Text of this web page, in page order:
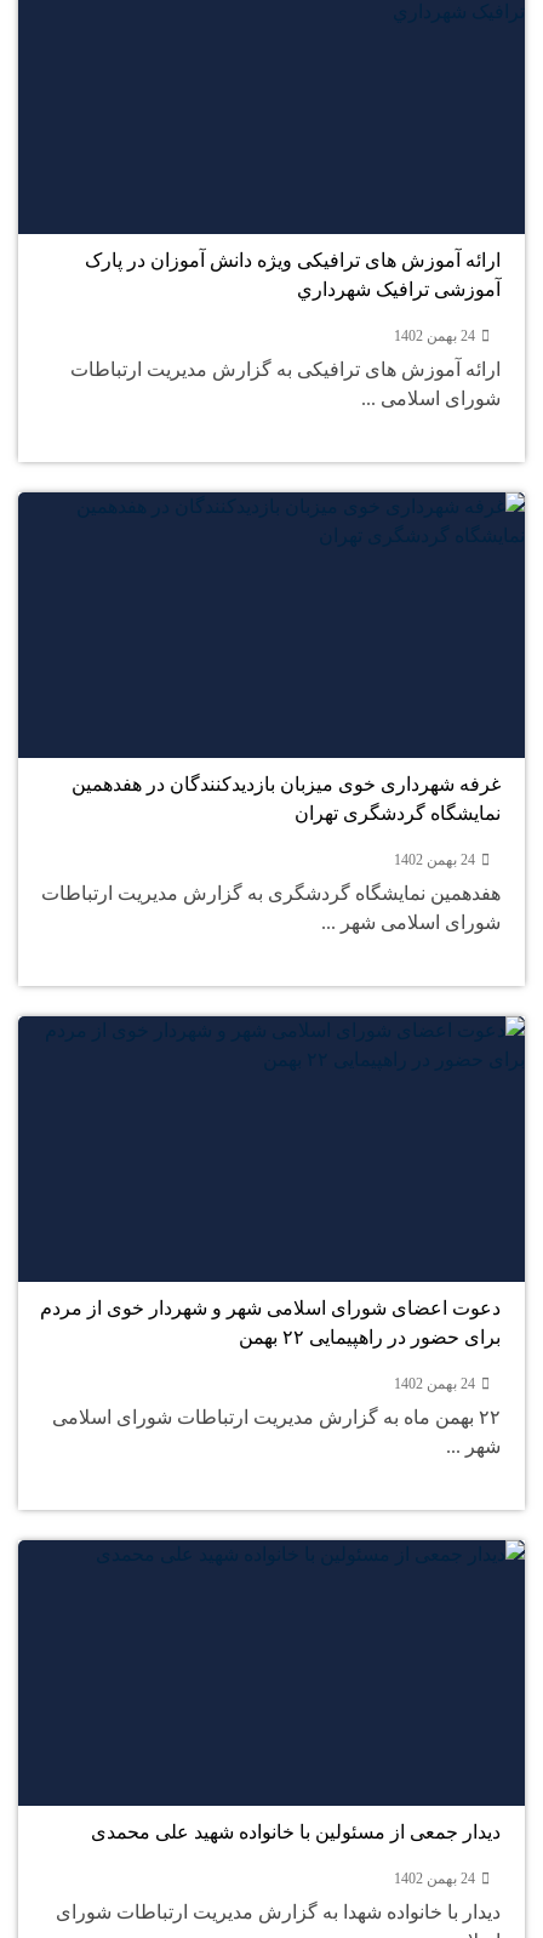
ارائه آموزش های ترافیکی ویژه دانش آموزان در پارک
آموزشی ترافیک شهرداري
24 بهمن 1402
ارائه آموزش های ترافیکی به گزارش مدیریت ارتباطات
شورای اسلامی ...
غرفه شهرداری خوی میزبان بازدیدکنندگان در هفدهمین
نمایشگاه گردشگری تهران
24 بهمن 1402
هفدهمین نمایشگاه گردشگری به گزارش مدیریت ارتباطات
شورای اسلامی شهر ...
دعوت اعضای شورای اسلامی شهر و شهردار خوی از مردم
برای حضور در راهپیمایی ۲۲ بهمن
24 بهمن 1402
۲۲ بهمن ماه به گزارش مدیریت ارتباطات شورای اسلامی
شهر ...
دیدار جمعی از مسئولین با خانواده شهید علی محمدی
24 بهمن 1402
دیدار با خانواده شهدا به گزارش مدیریت ارتباطات شورای